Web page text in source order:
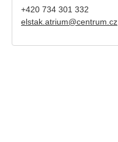
+420 734 301 332
elstak.atrium@centrum.cz